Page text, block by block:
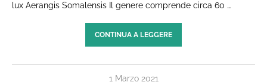
lux Aerangis Somalensis Il genere comprende circa 60 …
CONTINUA A LEGGERE
1 Marzo 2021